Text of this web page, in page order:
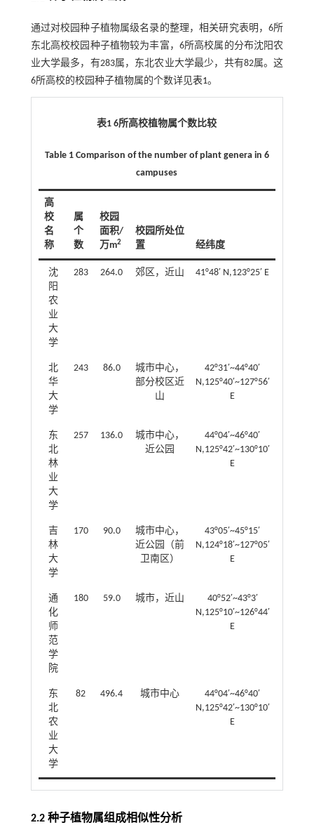
通过对校园种子植物属级名录的整理，相关研究表明，6所
东北高校校园种子植物较为丰富，6所高校属的分布沈阳农
业大学最多，有283属，东北农业大学最少，共有82属。这
6所高校的校园种子植物属的个数详见表1。
表1 6所高校植物属个数比较
Table 1 Comparison of the number of plant genera in 6
campuses
高
校
名
称
属
个
数
校园
面积/
万m2
校园所处位
置
经纬度
沈
阳
农
业
大
学
283 264.0 郊区，近山 41°48′ N,123°25′ E
北
华
大
学
243 86.0
城市中心，
部分校区近
山
42°31′~44°40′
N,125°40′~127°56′
E
东
北
林
业
大
学
257 136.0
城市中心，
近公园
44°04′~46°40′
N,125°42′~130°10′
E
吉
林
大
学
170 90.0
城市中心，
近公园（前
卫南区）
43°05′~45°15′
N,124°18′~127°05′
E
通
化
师
范
学
院
180 59.0 城市，近山
40°52′~43°3′
N,125°10′~126°44′
E
东
北
农
业
大
学
82 496.4 城市中心
44°04′~46°40′
N,125°42′~130°10′
E
2.2 种子植物属组成相似性分析